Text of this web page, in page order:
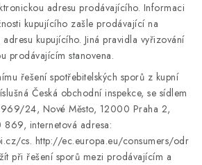
adresu prodávajícího. Informaci
kupujícího zašle prodávající na
kupujícího. Jiná pravidla vyřizování
prodávajícím stanovena.
řešení spotřebitelských sporů z kupní
Česká obchodní inspekce, se sídlem
24, Nové Město, 12000 Praha 2,
internetová adresa:
cs. http://ec.europa.eu/consumers/odr
při řešení sporů mezi prodávajícím a